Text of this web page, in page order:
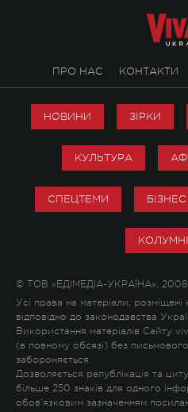
ПРО НАС КОНТАКТИ
НОВИНИ ЗІРКИ
КУЛЬТУРА
СПЕЦТЕМИ БІЗНЕС
© ТОВ «ЕДІМЕДІА-УКРАЇНА»,
Усі права на матеріали,
відповідно до законодавства
Використання матеріалів Сайту
(в повному обсязі) без
забороняється.
Дозволяється републікація та
більше 250 знаків для одного
обов'язковим зазначенням